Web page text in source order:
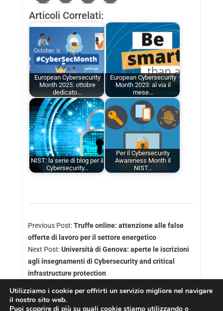
Articoli Correlati:
European Cybersecurity
Month 2025: ottobre
dedicato…
European Cybersecurity
Month 2023: al via il
mese…
NIST: la serie di blog per il
Cybersecurity…
Per il Cybersecurity
Awareness Month il
NIST…
Previous Post:Truffe online: attenzione alle false
offerte di lavoro per il settore energetico
Next Post:Università di Genova: aperte le iscrizioni
agli insegnamenti di Cybersecurity and critical
infrastructure protection
Utilizziamo i cookie per offrirti un servizio migliore nel navigare
il nostro sito web.
Puoi scoprire di più su quali cookie stiamo utilizzando o